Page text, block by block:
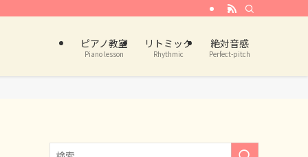
ピアノ教室
Piano lesson
リトミック
Rhythmic
絶対音感
Perfect-pitch